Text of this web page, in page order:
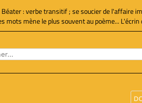
Béater : verbe transitif ; se soucier de l'affaire
mots mène le plus souvent au poème...